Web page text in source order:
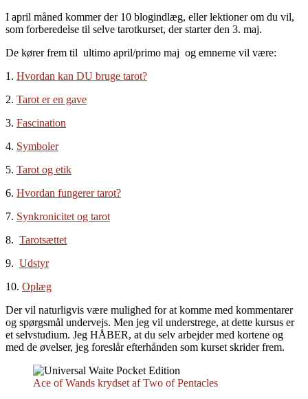
I april måned kommer der 10 blogindlæg, eller lektioner om du vil,
som forberedelse til selve tarotkurset, der starter den 3. maj.
De kører frem til ultimo april/primo maj og emnerne vil være:
1. Hvordan kan DU bruge tarot?
2. Tarot er en gave
3. Fascination
4. Symboler
5. Tarot og etik
6. Hvordan fungerer tarot?
7. Synkronicitet og tarot
8. Tarotsættet
9. Udstyr
10. Oplæg
Der vil naturligvis være mulighed for at komme med kommentarer
og spørgsmål undervejs. Men jeg vil understrege, at dette kursus er
et selvstudium. Jeg HÅBER, at du selv arbejder med kortene og
med de øvelser, jeg foreslår efterhånden som kurset skrider frem.
Ace of Wands krydset af Two of Pentacles